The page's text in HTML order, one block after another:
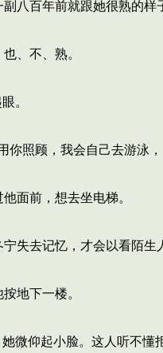
八百年前就跟她很熟的样
、不、熟。
。
你照顾，我会自己去游泳
面前，想去坐电梯。
失去记忆，才会以看陌
地下一楼。
微仰起小脸。这人听不懂